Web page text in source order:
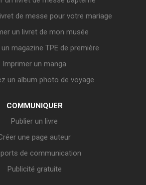
de messe pour votre mariage
un livret de mon musée
magazine TPE de première
Imprimer un manga
un album photo de voyage
COMMUNIQUER
Publier un livre
une page auteur
de communication
Publicité gratuite